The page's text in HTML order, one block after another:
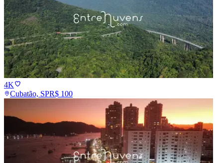
4K
Cubatão, SPR$ 100